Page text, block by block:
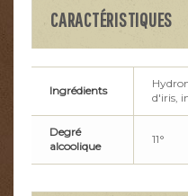
CARACTÉRISTIQUES
Ingrédients
d'iris,
Degré
alcoolique
11°